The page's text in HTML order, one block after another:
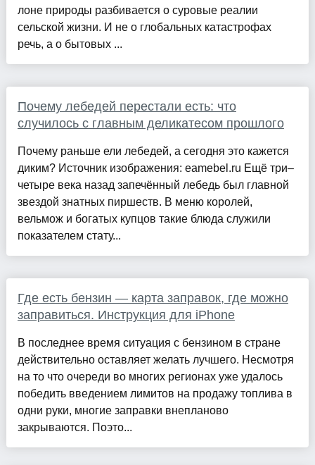
лоне природы разбивается о суровые реалии
сельской жизни. И не о глобальных катастрофах
речь, а о бытовых ...
Почему лебедей перестали есть: что
случилось с главным деликатесом прошлого
Почему раньше ели лебедей, а сегодня это кажется
диким? Источник изображения: eamebel.ru Ещё три–
четыре века назад запечённый лебедь был главной
звездой знатных пиршеств. В меню королей,
вельмож и богатых купцов такие блюда служили
показателем стату...
Где есть бензин — карта заправок, где можно
заправиться. Инструкция для iPhone
В последнее время ситуация с бензином в стране
действительно оставляет желать лучшего. Несмотря
на то что очереди во многих регионах уже удалось
победить введением лимитов на продажу топлива в
одни руки, многие заправки внепланово
закрываются. Поэто...